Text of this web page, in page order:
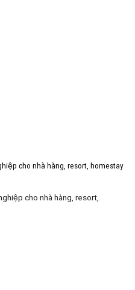
cho nhà hàng, resort, homestay
cho nhà hàng, resort,